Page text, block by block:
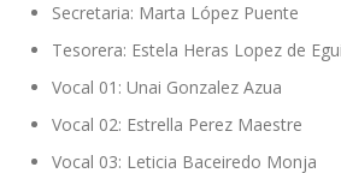
Secretaria: Marta López Puente
Tesorera: Estela Heras Lopez de
Vocal 01: Unai Gonzalez Azua
Vocal 02: Estrella Perez Maestre
Vocal 03: Leticia Baceiredo Monja